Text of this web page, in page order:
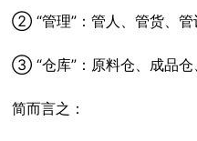
② “管理”：管人、管货、管
③ “仓库”：原料仓、成品仓
简而言之：